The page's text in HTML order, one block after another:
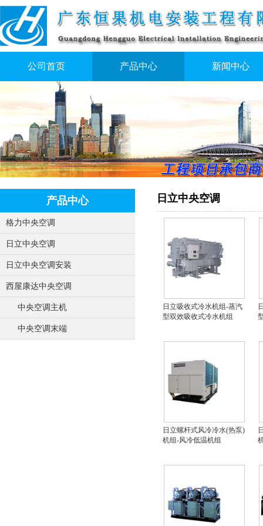
公司首页 产品中心 新闻中心
产品中心
格力中央空调
日立中央空调
日立中央空调安装
西屋康达中央空调
中央空调主机
中央空调末端
日立中央空调
日立吸收式冷水机组-蒸汽
型双效吸收式冷水机组
日立螺杆式风冷冷水(热泵)
机组-风冷低温机组